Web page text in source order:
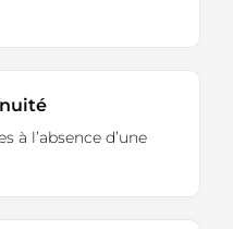
à l’absence d’une